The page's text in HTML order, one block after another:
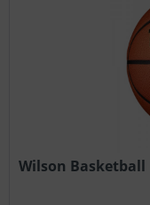
Wilson Basketball